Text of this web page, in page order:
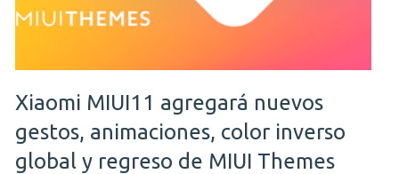
Xiaomi MIUI11 agregará nuevos
gestos, animaciones, color inverso
global y regreso de MIUI Themes